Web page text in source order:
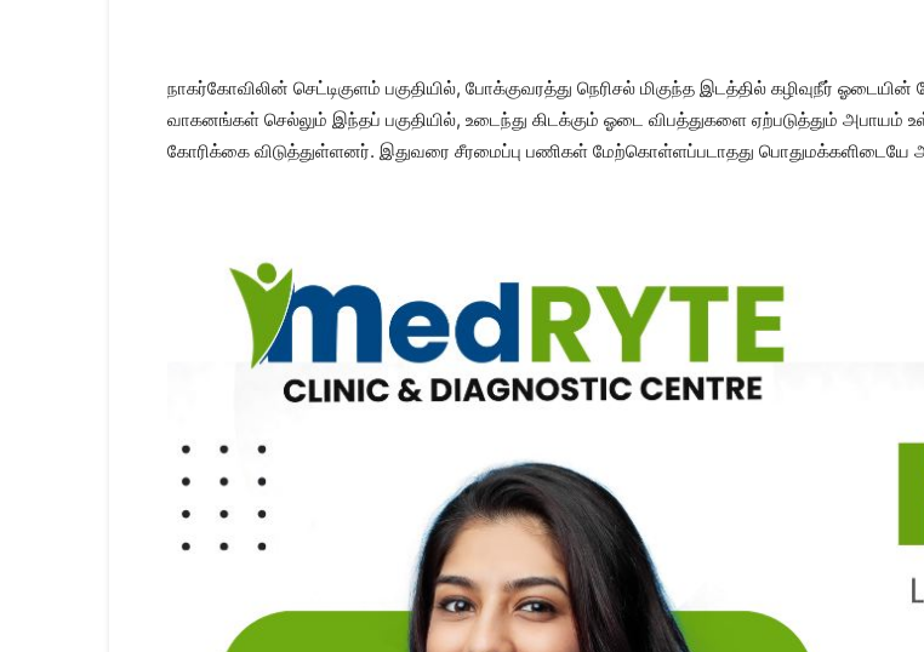
|
Kumari
News
|
நாகர்கோவிலின் செட்டிகுளம் பகுதியில், போக்குவரத்து நெரிசல் மிகுந்த இடத்தில் கழிவுநீர்
வாகனங்கள் செல்லும் இந்தப் பகுதியில், உடைந்து கிடக்கும் ஓடை விபத்துகளை ஏற்படுத்தும்
கோரிக்கை விடுத்துள்ளனர். இதுவரை சீரமைப்பு பணிகள் மேற்கொள்ளப்படாதது பொதுமக்களிடையே